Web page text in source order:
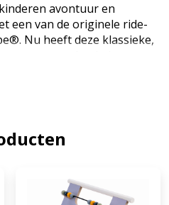
avontuur en
een van de originele ride-
Nu heeft deze klassieke,
auto een geheel nieuwe
stippen en antennes. Maak
Bevat speciale functies
een open-en-dicht
360° Echt werkende hoorn